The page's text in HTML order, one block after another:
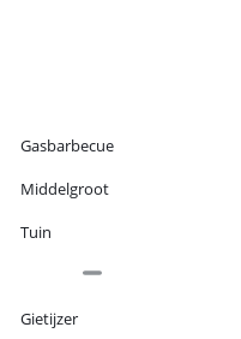
Gasbarbecue
Middelgroot
Tuin
Gietijzer